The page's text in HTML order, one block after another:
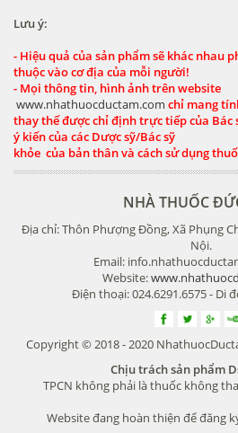
Lưu ý:
- Hiệu quả của sản phẩm sẽ khác nhau
thuộc vào cơ địa của mỗi người!
- Mọi thông tin, hình ảnh trên website
www.nhathuocductam.com chỉ mang
thay thế được chỉ định trực tiếp của Bác
ý kiến của các Dược sỹ/Bác sỹ
khỏe của bản thân và cách sử dụng
NHÀ THUỐC
Địa chỉ: Thôn Phượng Đồng, Xã Phụng
Nội.
Email:
Website:
Điện thoại: 024.6291.6575 - Di
Copyright © 2018 - 2020
Chịu trách sản phẩm
TPCN không phải là thuốc không
Website đang hoàn thiện để đăng